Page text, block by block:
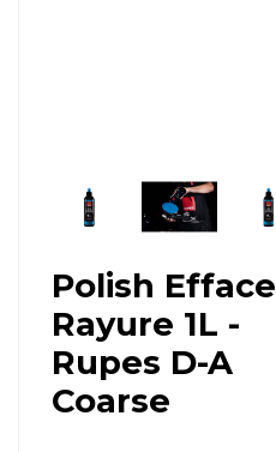
Polish Efface
Rayure 1L -
Rupes D-A
Coarse